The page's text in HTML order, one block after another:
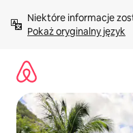
treści Pokaż oryginalny język